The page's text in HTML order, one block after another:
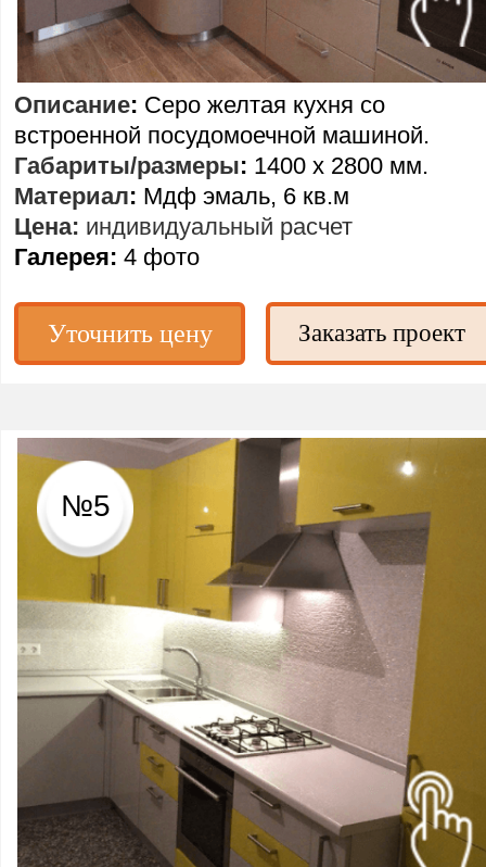
№5
Уточнить цену Заказать проект
Описание: Серо желтая кухня со
встроенной посудомоечной машиной.
Габариты/размеры: 1400 х 2800 мм.
Материал: Мдф эмаль, 6 кв.м
Цена: индивидуальный расчет
Галерея: 4 фото